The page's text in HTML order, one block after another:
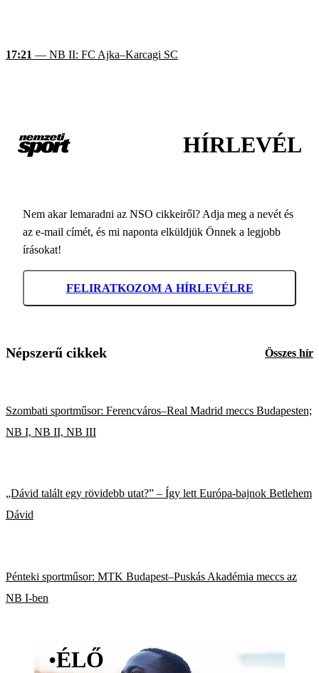
17:21 — NB II: FC Ajka–Karcagi SC
HÍRLEVÉL
Nem akar lemaradni az NSO cikkeiről? Adja meg a nevét és
az e-mail címét, és mi naponta elküldjük Önnek a legjobb
írásokat!
FELIRATKOZOM A HÍRLEVÉLRE
Népszerű cikkek Összes hír
Szombati sportműsor: Ferencváros–Real Madrid meccs Budapesten;
NB I, NB II, NB III
„Dávid talált egy rövidebb utat?” – Így lett Európa-bajnok Betlehem
Dávid
Pénteki sportműsor: MTK Budapest–Puskás Akadémia meccs az
NB I-ben
•ÉLŐ